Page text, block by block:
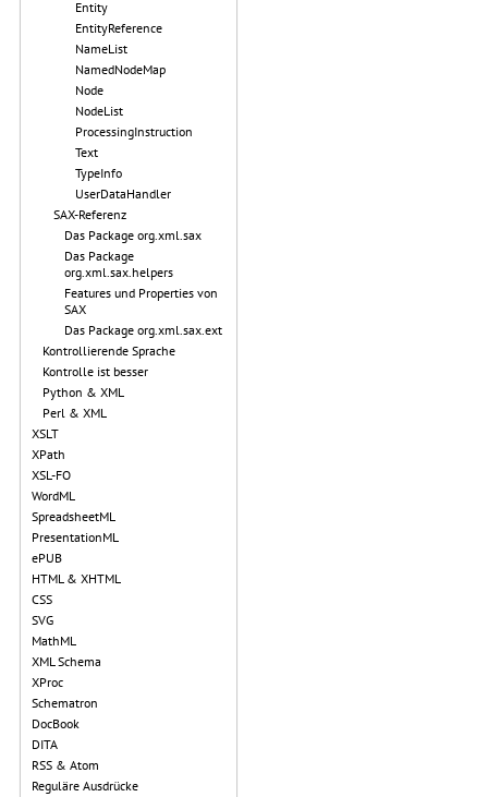
Entity
EntityReference
NameList
NamedNodeMap
Node
NodeList
ProcessingInstruction
Text
TypeInfo
UserDataHandler
SAX-Referenz
Das Package org.xml.sax
Das Package
org.xml.sax.helpers
Features und Properties von
SAX
Das Package org.xml.sax.ext
Kontrollierende Sprache
Kontrolle ist besser
Python & XML
Perl & XML
XSLT
XPath
XSL-FO
WordML
SpreadsheetML
PresentationML
ePUB
HTML & XHTML
CSS
SVG
MathML
XML Schema
XProc
Schematron
DocBook
DITA
RSS & Atom
Reguläre Ausdrücke